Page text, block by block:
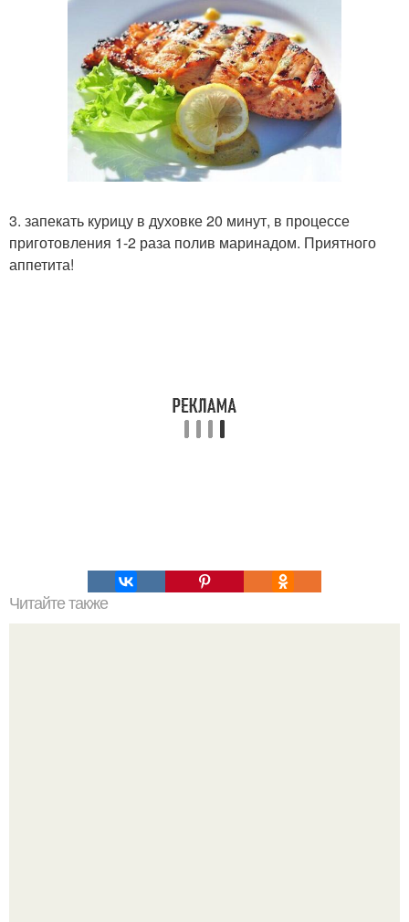
3. запекать курицу в духовке 20 минут, в процессе
приготовления 1-2 раза полив маринадом. Приятного
аппетита!
Читайте также